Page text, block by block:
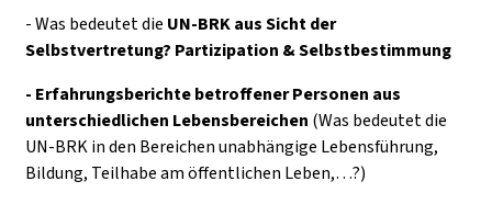
- Was bedeutet die UN-BRK aus Sicht der
Selbstvertretung? Partizipation & Selbstbestimmung
- Erfahrungsberichte betroffener Personen aus
unterschiedlichen Lebensbereichen (Was bedeutet die
UN-BRK in den Bereichen unabhängige Lebensführung,
Bildung, Teilhabe am öffentlichen Leben,…?)